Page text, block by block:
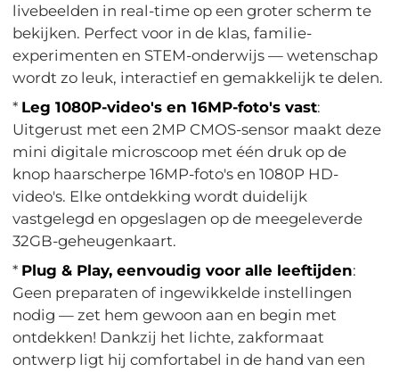
livebeelden in real-time op een groter scherm te
bekijken. Perfect voor in de klas, familie-
experimenten en STEM-onderwijs — wetenschap
wordt zo leuk, interactief en gemakkelijk te delen.
* Leg 1080P-video's en 16MP-foto's vast:
Uitgerust met een 2MP CMOS-sensor maakt deze
mini digitale microscoop met één druk op de
knop haarscherpe 16MP-foto's en 1080P HD-
video's. Elke ontdekking wordt duidelijk
vastgelegd en opgeslagen op de meegeleverde
32GB-geheugenkaart.
* Plug & Play, eenvoudig voor alle leeftijden:
Geen preparaten of ingewikkelde instellingen
nodig — zet hem gewoon aan en begin met
ontdekken! Dankzij het lichte, zakformaat
ontwerp ligt hij comfortabel in de hand van een